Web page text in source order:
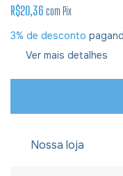
R$20,36 com Pix
3% de desconto
Ver mais detalhes
Nossa loja